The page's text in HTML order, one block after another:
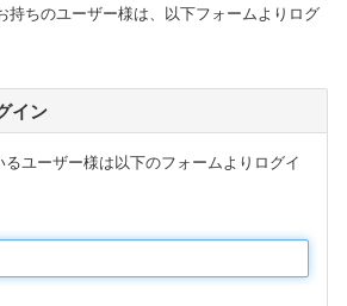
持ちのユーザー様は、以下フォームよりログ
イン
ユーザー様は以下のフォームよりログイ